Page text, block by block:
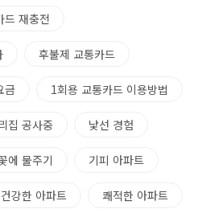
드 재충전
후불제 교통카드
금 1회용 교통카드 이용방법
집 공사중 낯선 경험
에 물주기 기피 아파트
건강한 아파트 쾌적한 아파트